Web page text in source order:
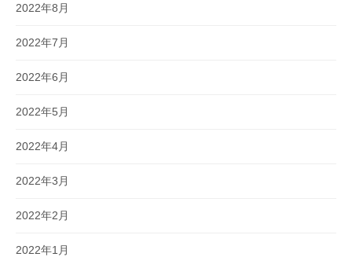
2022年8月
2022年7月
2022年6月
2022年5月
2022年4月
2022年3月
2022年2月
2022年1月